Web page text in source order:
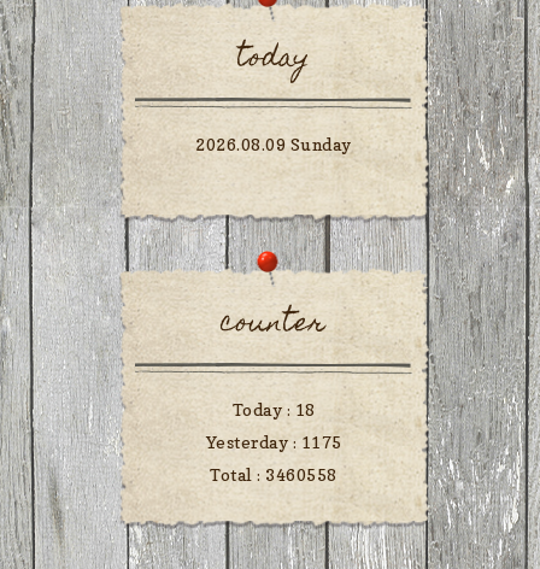
today
2026.08.09 Sunday
counter
Today : 18
Yesterday : 1175
Total : 3460558